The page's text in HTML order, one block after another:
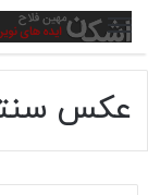
منو
عکس